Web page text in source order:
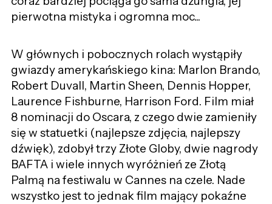
pierwotna mistyka i ogromna moc...
W głównych i pobocznych rolach wystąpiły
gwiazdy amerykańskiego kina: Marlon Brando,
Robert Duvall, Martin Sheen, Dennis Hopper,
Laurence Fishburne, Harrison Ford. Film miał
8 nominacji do Oscara, z czego dwie zamieniły
się w statuetki (najlepsze zdjęcia, najlepszy
dźwięk), zdobył trzy Złote Globy, dwie nagrody
BAFTA i wiele innych wyróżnień ze Złotą
Palmą na festiwalu w Cannes na czele. Nade
wszystko jest to jednak film mający pokaźne